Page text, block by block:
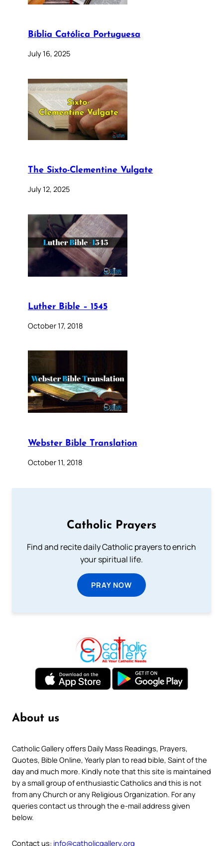
Bíblia Católica Portuguesa
July 16, 2025
The Sixto-Clementine Vulgate
July 12, 2025
Luther Bible – 1545
October 17, 2018
Webster Bible Translation
October 11, 2018
Catholic Prayers
Find and recite daily Catholic prayers to enrich
your spiritual life.
PRAY NOW
About us
Catholic Gallery offers Daily Mass Readings, Prayers,
Quotes, Bible Online, Yearly plan to read bible, Saint of the
day and much more. Kindly note that this site is maintained
by a small group of enthusiastic Catholics and this is not
from any Church or any Religious Organization. For any
queries contact us through the e-mail address given
below.
Contact us: info@catholicgallery.org